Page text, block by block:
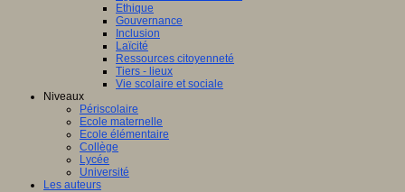
Ethique
Gouvernance
Inclusion
Laïcité
Ressources citoyenneté
Tiers - lieux
Vie scolaire et sociale
Niveaux
Périscolaire
Ecole maternelle
Ecole élémentaire
Collège
Lycée
Université
Les auteurs